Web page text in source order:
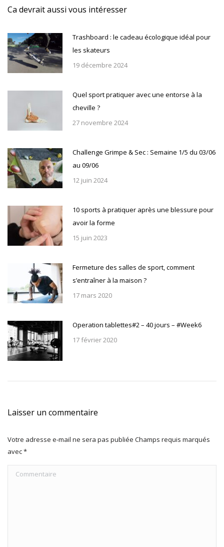
Ca devrait aussi vous intéresser
Trashboard : le cadeau écologique idéal pour
les skateurs
19 décembre 2024
Quel sport pratiquer avec une entorse à la
cheville ?
27 novembre 2024
Challenge Grimpe & Sec : Semaine 1/5 du 03/06
au 09/06
12 juin 2024
10 sports à pratiquer après une blessure pour
avoir la forme
15 juin 2023
Fermeture des salles de sport, comment
s’entraîner à la maison ?
17 mars 2020
Operation tablettes#2 – 40 jours – #Week6
17 février 2020
Laisser un commentaire
Votre adresse e-mail ne sera pas publiée Champs requis marqués
avec*
Commentaire